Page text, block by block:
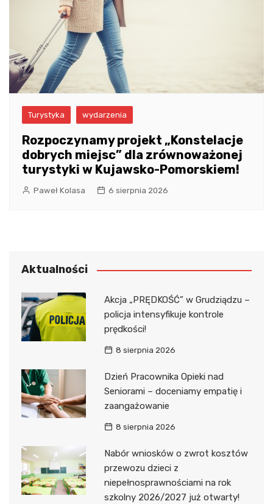
Turystyka wydarzenia
Rozpoczynamy projekt „Konstelacje
dobrych miejsc” dla zrównoważonej
turystyki w Kujawsko-Pomorskiem!
Paweł Kolasa 6 sierpnia 2026
Aktualności
Akcja „PRĘDKOŚĆ” w Grudziądzu –
policja intensyfikuje kontrole
prędkości!
8 sierpnia 2026
Dzień Pracownika Opieki nad
Seniorami – doceniamy empatię i
zaangażowanie
8 sierpnia 2026
Nabór wniosków o zwrot kosztów
przewozu dzieci z
niepełnosprawnościami na rok
szkolny 2026/2027 już otwarty!